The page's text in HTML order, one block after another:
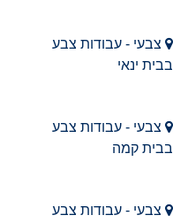
צבעי - עבודות צבע
בבית ינאי
צבעי - עבודות צבע
בבית קמה
צבעי - עבודות צבע